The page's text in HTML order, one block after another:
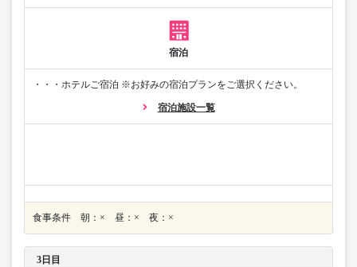
宿泊
・・・ホテルご宿泊 ※お好みの宿泊プランをご選択ください。
宿泊施設一覧
食事条件 朝：× 昼：× 夜：×
3日目